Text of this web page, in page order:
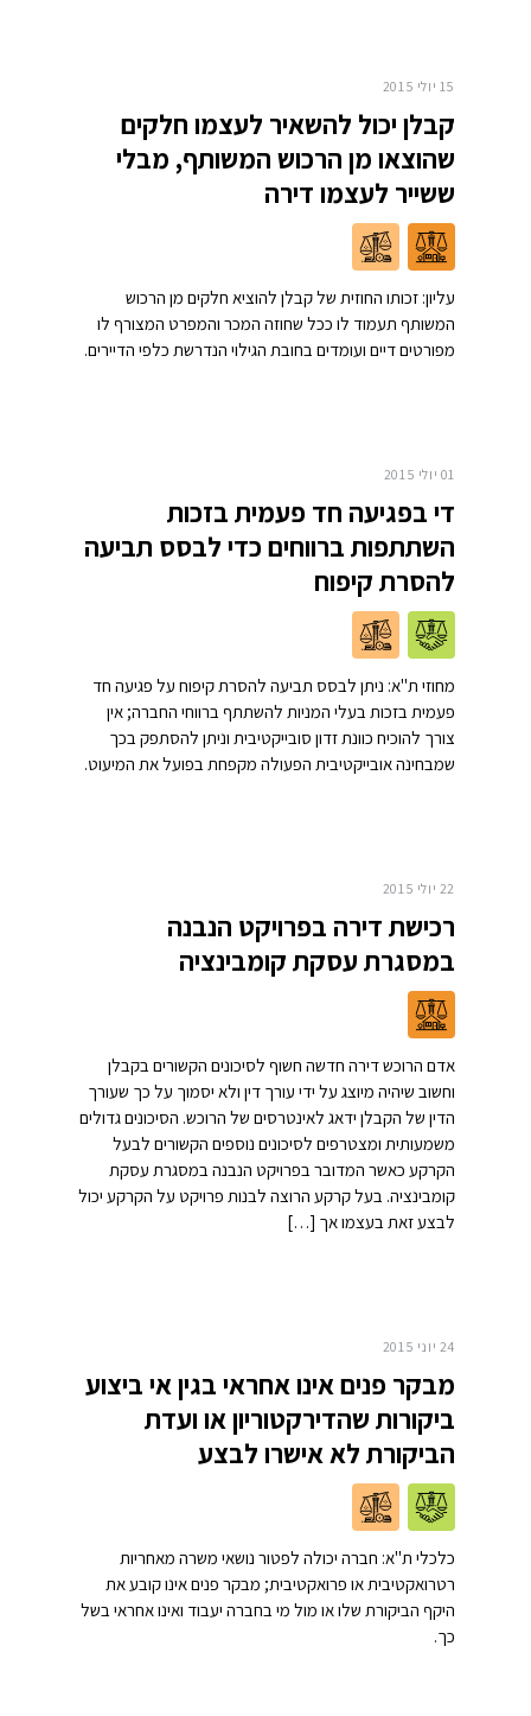
15 יולי 2015
קבלן יכול להשאיר לעצמו חלקים
שהוצאו מן הרכוש המשותף, מבלי
ששייר לעצמו דירה
עליון: זכותו החוזית של קבלן להוציא חלקים מן הרכוש
המשותף תעמוד לו ככל שחוזה המכר והמפרט המצורף לו
מפורטים דיים ועומדים בחובת הגילוי הנדרשת כלפי הדיירים.
01 יולי 2015
די בפגיעה חד פעמית בזכות
השתתפות ברווחים כדי לבסס תביעה
להסרת קיפוח
מחוזי ת"א: ניתן לבסס תביעה להסרת קיפוח על פגיעה חד
פעמית בזכות בעלי המניות להשתתף ברווחי החברה; אין
צורך להוכיח כוונת זדון סובייקטיבית וניתן להסתפק בכך
שמבחינה אובייקטיבית הפעולה מקפחת בפועל את המיעוט.
22 יולי 2015
רכישת דירה בפרויקט הנבנה
במסגרת עסקת קומבינציה
אדם הרוכש דירה חדשה חשוף לסיכונים הקשורים בקבלן
וחשוב שיהיה מיוצג על ידי עורך דין ולא יסמוך על כך שעורך
הדין של הקבלן ידאג לאינטרסים של הרוכש. הסיכונים גדולים
משמעותית ומצטרפים לסיכונים נוספים הקשורים לבעל
הקרקע כאשר המדובר בפרויקט הנבנה במסגרת עסקת
קומבינציה. בעל קרקע הרוצה לבנות פרויקט על הקרקע יכול
לבצע זאת בעצמו אך […]
24 יוני 2015
מבקר פנים אינו אחראי בגין אי ביצוע
ביקורות שהדירקטוריון או ועדת
הביקורת לא אישרו לבצע
כלכלי ת"א: חברה יכולה לפטור נושאי משרה מאחריות
רטרואקטיבית או פרואקטיבית; מבקר פנים אינו קובע את
היקף הביקורת שלו או מול מי בחברה יעבוד ואינו אחראי בשל
כך.